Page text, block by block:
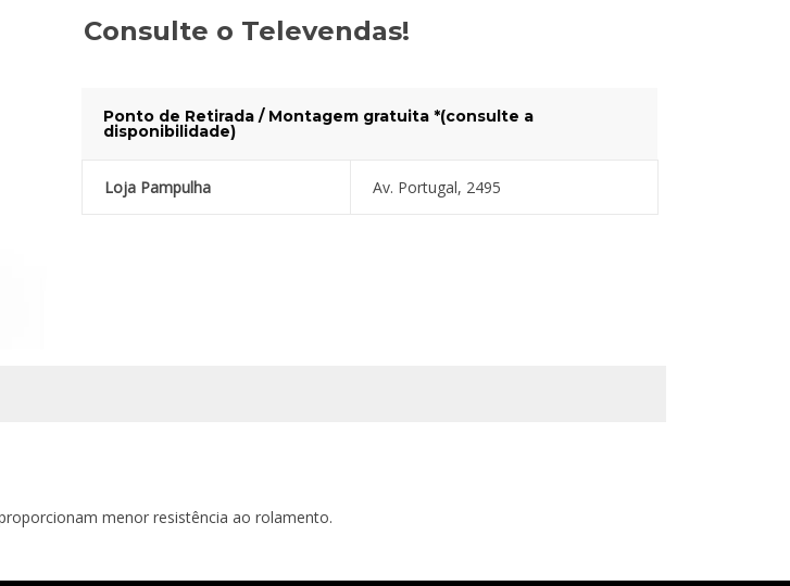
Consulte o Televendas!
Ponto de Retirada / Montagem gratuita *(consulte a
disponibilidade)
Loja Pampulha Av. Portugal, 2495
menor resistência ao rolamento.